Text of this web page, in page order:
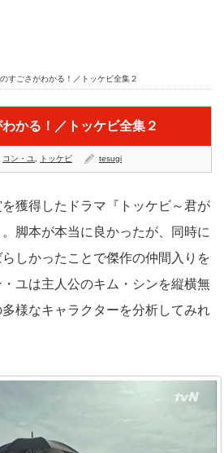
すごさがわかる！／トッケビ全集２
かる！／トッケビ全集２
コン・ユ トッケビ tesugi
獲得したドラマ『トッケビ～君が
脚本が本当に良かったが、同時に
しかったことで傑作の仲間入りを
ユは主人公のキム・シンを縦横無
様なキャラクターを分析してみれ